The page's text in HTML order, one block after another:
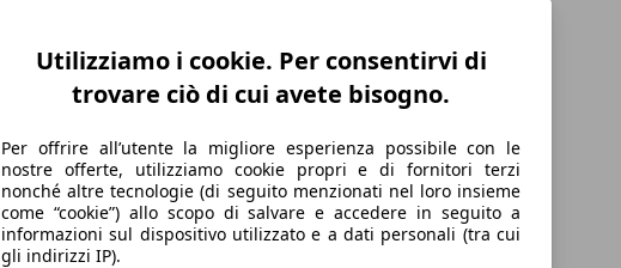
Utilizziamo i cookie. Per consentirvi di
trovare ciò di cui avete bisogno.
Per offrire all’utente la migliore esperienza possibile con le
nostre offerte, utilizziamo cookie propri e di fornitori terzi
nonché altre tecnologie (di seguito menzionati nel loro insieme
come “cookie”) allo scopo di salvare e accedere in seguito a
informazioni sul dispositivo utilizzato e a dati personali (tra cui
gli indirizzi IP).